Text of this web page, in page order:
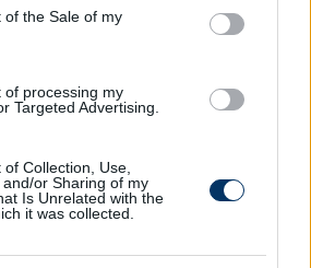
of the Sale of my
of processing my
Targeted Advertising.
Collection, Use,
or Sharing of my
Is Unrelated with the
it was collected.
után igen hamar
beverekedte magát a
problémák adódtak vele,
és jó ideig csak a
Aztán március közepén
csapathoz, játszott is néhány
újabb sérülés miatt a szezon
sorozatot figyelembe véve 28
és gólpassza van.